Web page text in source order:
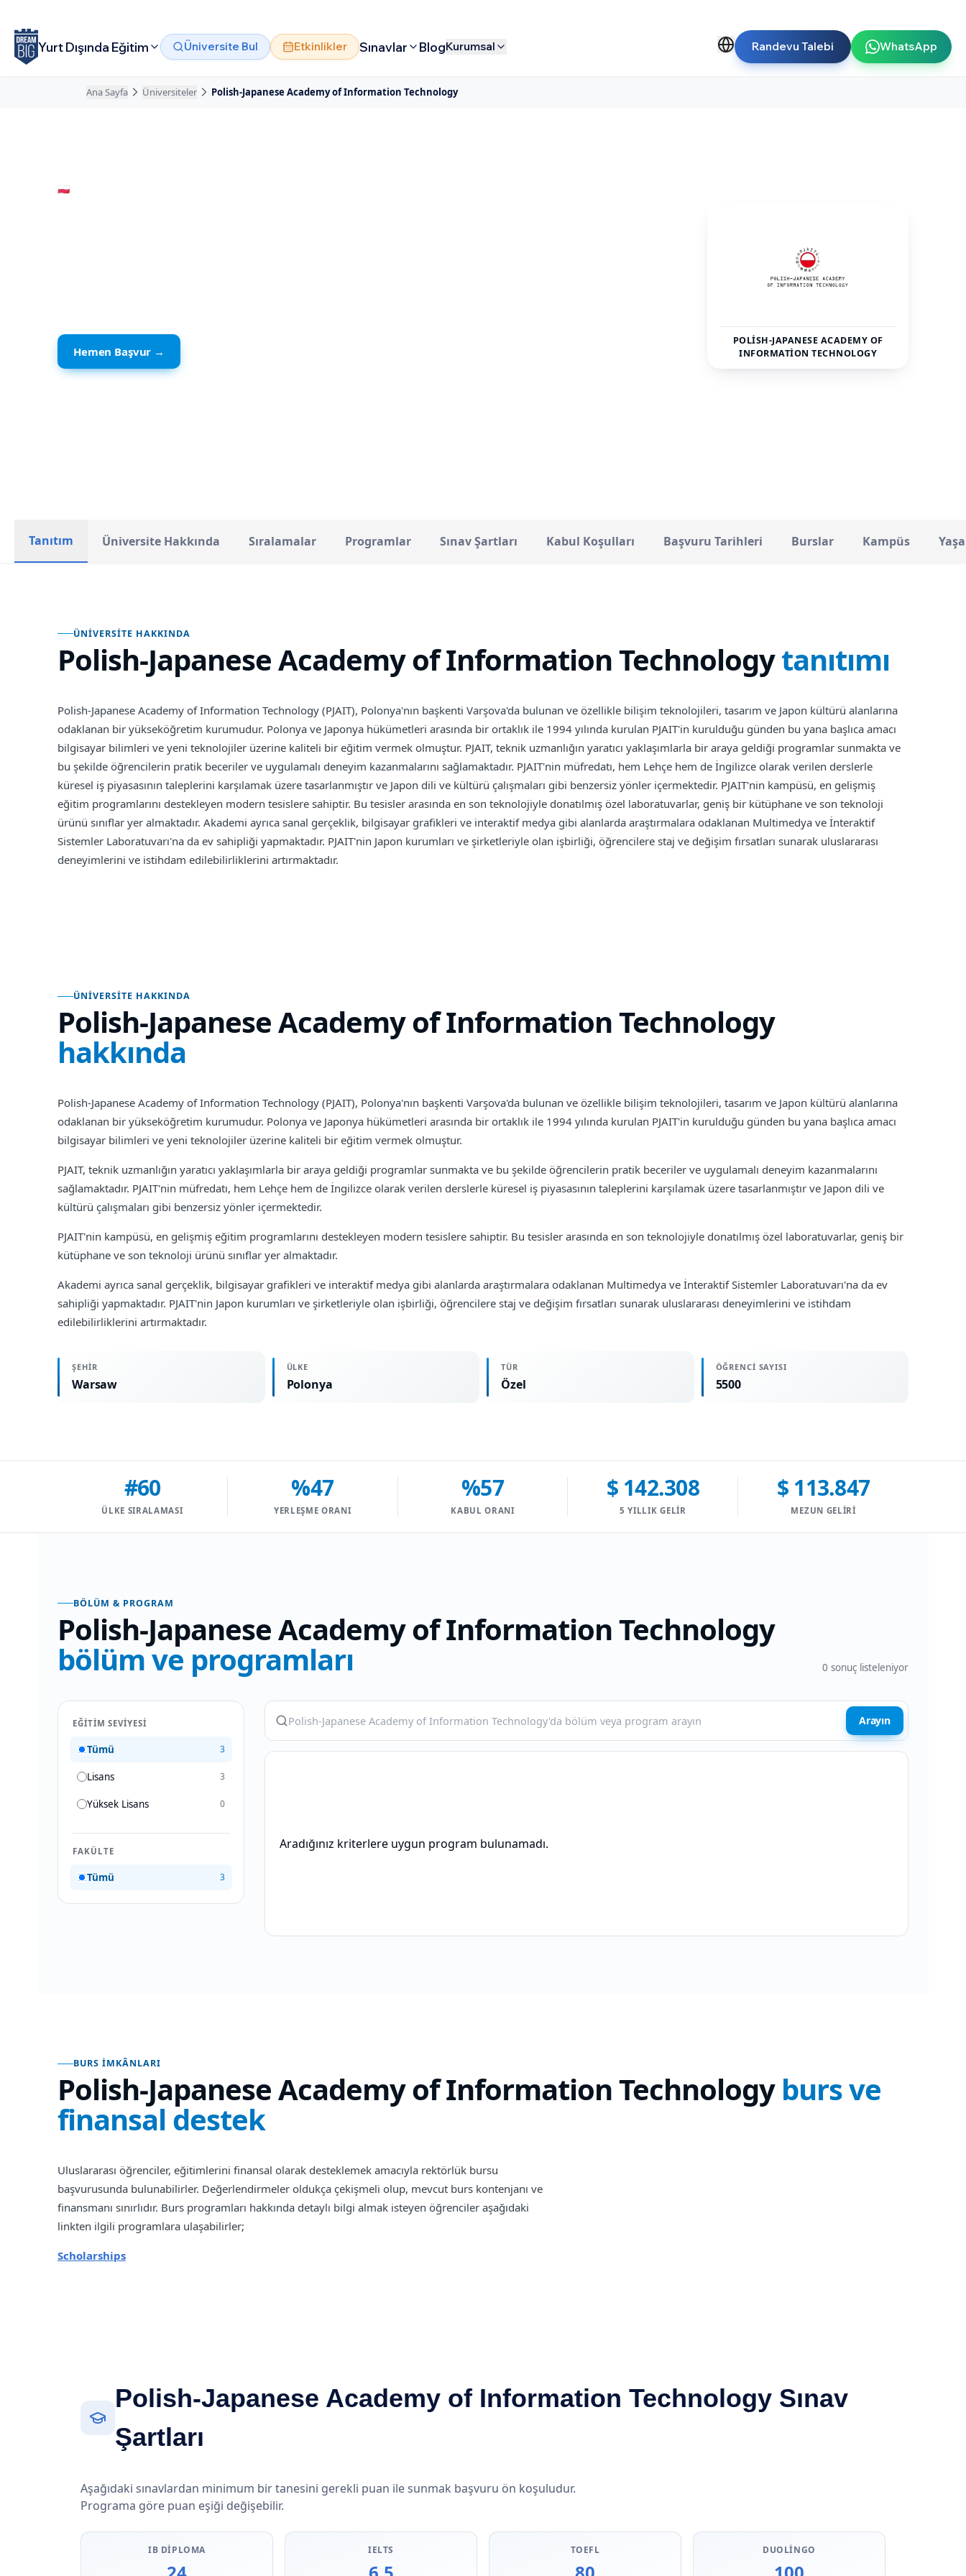
Yurt Dışında Eğitim Üniversite Bul Etkinlikler Sınavlar BlogKurumsal Randevu Talebi WhatsApp
Ana Sayfa Üniversiteler Polish-Japanese Academy of Information Technology
🇵🇱
Hemen Başvur →
POLISH-JAPANESE ACADEMY OF
INFORMATION TECHNOLOGY
Tanıtım Üniversite Hakkında Sıralamalar Programlar Sınav Şartları Kabul Koşulları Başvuru Tarihleri Burslar Kampüs
ÜNIVERSITE HAKKINDA
Polish-Japanese Academy of Information Technologytanıtımı
Polish-Japanese Academy of Information Technology (PJAIT), Polonya'nın başkenti Varşova'da bulunan ve özellikle bilişim teknolojileri, tasarım ve Japon kültürü alanlarına
odaklanan bir yükseköğretim kurumudur. Polonya ve Japonya hükümetleri arasında bir ortaklık ile 1994 yılında kurulan PJAIT'in kurulduğu günden bu yana başlıca amacı
bilgisayar bilimleri ve yeni teknolojiler üzerine kaliteli bir eğitim vermek olmuştur. PJAIT, teknik uzmanlığın yaratıcı yaklaşımlarla bir araya geldiği programlar sunmakta ve
bu şekilde öğrencilerin pratik beceriler ve uygulamalı deneyim kazanmalarını sağlamaktadır. PJAIT'nin müfredatı, hem Lehçe hem de İngilizce olarak verilen derslerle
küresel iş piyasasının taleplerini karşılamak üzere tasarlanmıştır ve Japon dili ve kültürü çalışmaları gibi benzersiz yönler içermektedir. PJAIT'nin kampüsü, en gelişmiş
eğitim programlarını destekleyen modern tesislere sahiptir. Bu tesisler arasında en son teknolojiyle donatılmış özel laboratuvarlar, geniş bir kütüphane ve son teknoloji
ürünü sınıflar yer almaktadır. Akademi ayrıca sanal gerçeklik, bilgisayar grafikleri ve interaktif medya gibi alanlarda araştırmalara odaklanan Multimedya ve İnteraktif
Sistemler Laboratuvarı'na da ev sahipliği yapmaktadır. PJAIT'nin Japon kurumları ve şirketleriyle olan işbirliği, öğrencilere staj ve değişim fırsatları sunarak uluslararası
deneyimlerini ve istihdam edilebilirliklerini artırmaktadır.
ÜNIVERSITE HAKKINDA
Polish-Japanese Academy of Information Technology
hakkında
Polish-Japanese Academy of Information Technology (PJAIT), Polonya'nın başkenti Varşova'da bulunan ve özellikle bilişim teknolojileri, tasarım ve Japon kültürü alanlarına
odaklanan bir yükseköğretim kurumudur. Polonya ve Japonya hükümetleri arasında bir ortaklık ile 1994 yılında kurulan PJAIT'in kurulduğu günden bu yana başlıca amacı
bilgisayar bilimleri ve yeni teknolojiler üzerine kaliteli bir eğitim vermek olmuştur.
PJAIT, teknik uzmanlığın yaratıcı yaklaşımlarla bir araya geldiği programlar sunmakta ve bu şekilde öğrencilerin pratik beceriler ve uygulamalı deneyim kazanmalarını
sağlamaktadır. PJAIT'nin müfredatı, hem Lehçe hem de İngilizce olarak verilen derslerle küresel iş piyasasının taleplerini karşılamak üzere tasarlanmıştır ve Japon dili ve
kültürü çalışmaları gibi benzersiz yönler içermektedir.
PJAIT'nin kampüsü, en gelişmiş eğitim programlarını destekleyen modern tesislere sahiptir. Bu tesisler arasında en son teknolojiyle donatılmış özel laboratuvarlar, geniş bir
kütüphane ve son teknoloji ürünü sınıflar yer almaktadır.
Akademi ayrıca sanal gerçeklik, bilgisayar grafikleri ve interaktif medya gibi alanlarda araştırmalara odaklanan Multimedya ve İnteraktif Sistemler Laboratuvarı'na da ev
sahipliği yapmaktadır. PJAIT'nin Japon kurumları ve şirketleriyle olan işbirliği, öğrencilere staj ve değişim fırsatları sunarak uluslararası deneyimlerini ve istihdam
edilebilirliklerini artırmaktadır.
ŞEHIR
Warsaw
ÜLKE
Polonya
TÜR
Özel
ÖĞRENCI SAYISI
5500
#60
ÜLKE SIRALAMASI
%47
YERLEŞME ORANI
%57
KABUL ORANI
$ 142.308
5 YILLIK GELIR
$ 113.847
MEZUN GELIRI
BÖLÜM & PROGRAM
Polish-Japanese Academy of Information Technology
bölüm ve programları 0 sonuç listeleniyor
EĞITIM SEVIYESI
Tümü 3
Lisans 3
Yüksek Lisans 0
FAKÜLTE
Tümü 3
Arayın
Aradığınız kriterlere uygun program bulunamadı.
BURS İMKÂNLARI
Polish-Japanese Academy of Information Technology burs ve
finansal destek
Uluslararası öğrenciler, eğitimlerini finansal olarak desteklemek amacıyla rektörlük bursu
başvurusunda bulunabilirler. Değerlendirmeler oldukça çekişmeli olup, mevcut burs kontenjanı ve
finansmanı sınırlıdır. Burs programları hakkında detaylı bilgi almak isteyen öğrenciler aşağıdaki
linkten ilgili programlara ulaşabilirler;
Scholarships
Polish-Japanese Academy of Information Technology Sınav
Şartları
Aşağıdaki sınavlardan minimum bir tanesini gerekli puan ile sunmak başvuru ön koşuludur.
Programa göre puan eşiği değişebilir.
IB DIPLOMA IELTS TOEFL DUOLINGO